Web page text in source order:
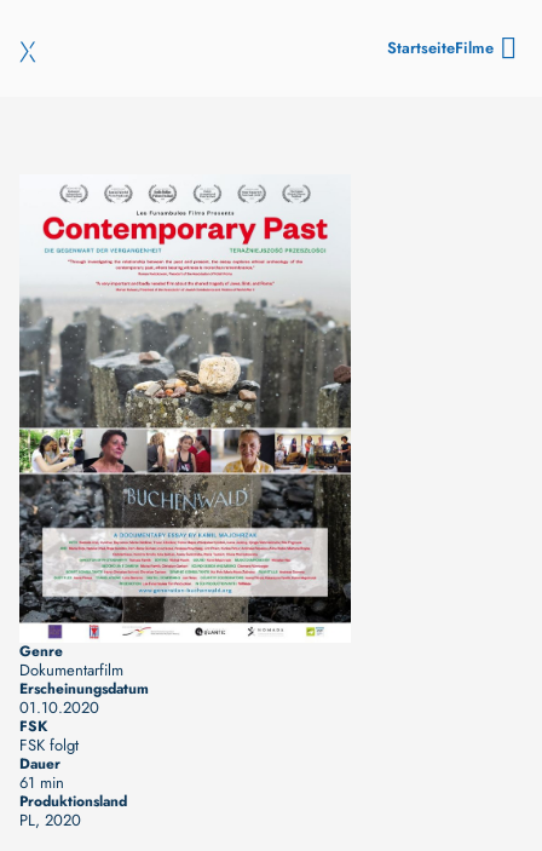
StartseiteFilme
Genre
Dokumentarfilm
Erscheinungsdatum
01.10.2020
FSK
FSK folgt
Dauer
61 min
Produktionsland
PL, 2020